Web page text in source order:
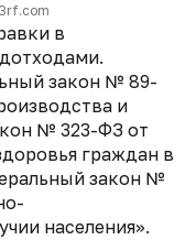
в
закон № 89-
и
№ 323-ФЗ от
граждан в
закон №
населения».